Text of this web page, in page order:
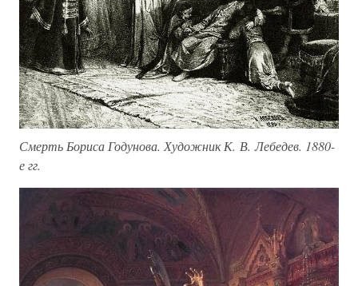
Смерть Бориса Годунова. Художник К. В. Лебедев. 1880-
е гг.